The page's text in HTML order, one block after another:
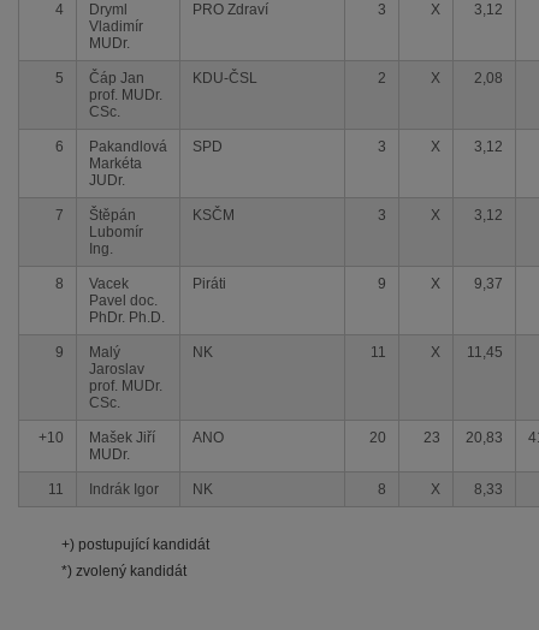
4
Dryml
Vladimír
MUDr.
PRO Zdraví 3 X 3,12
5
Čáp Jan
prof. MUDr.
CSc.
KDU-ČSL 2 X 2,08
6
Pakandlová
Markéta
JUDr.
SPD 3 X 3,12
7
Štěpán
Lubomír
Ing.
KSČM 3 X 3,12
8
Vacek
Pavel doc.
PhDr. Ph.D.
Piráti 9 X 9,37
9
Malý
Jaroslav
prof. MUDr.
CSc.
NK 11 X 11,45
+10
Mašek Jiří
MUDr.
ANO 20 23 20,83
11 Indrák Igor NK 8 X 8,33
+) postupující kandidát
*) zvolený kandidát